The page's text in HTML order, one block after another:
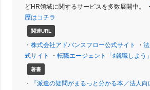
どHR領域に関するサービスを多数展開中。 ・
歴はコチラ
関連URL
・ 株式会社アドバンスフロー公式サイト ・
式サイト
・ 転職エージェント「♯就職しよう
著書
・ 『派遣の疑問がまるっと分かる本／法人向